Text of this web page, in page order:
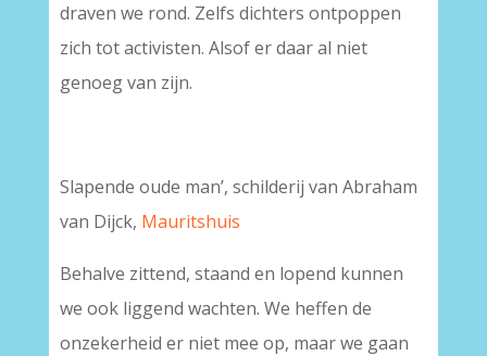
draven we rond. Zelfs dichters ontpoppen
zich tot activisten. Alsof er daar al niet
genoeg van zijn.
Slapende oude man’, schilderij van Abraham
van Dijck, Mauritshuis
Behalve zittend, staand en lopend kunnen
we ook liggend wachten. We heffen de
onzekerheid er niet mee op, maar we gaan